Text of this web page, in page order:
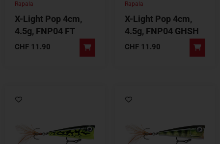
Rapala
X-Light Pop 4cm,
4.5g, FNP04 FT
CHF 11.90
Rapala
X-Light Pop 4cm,
4.5g, FNP04 GHSH
CHF 11.90